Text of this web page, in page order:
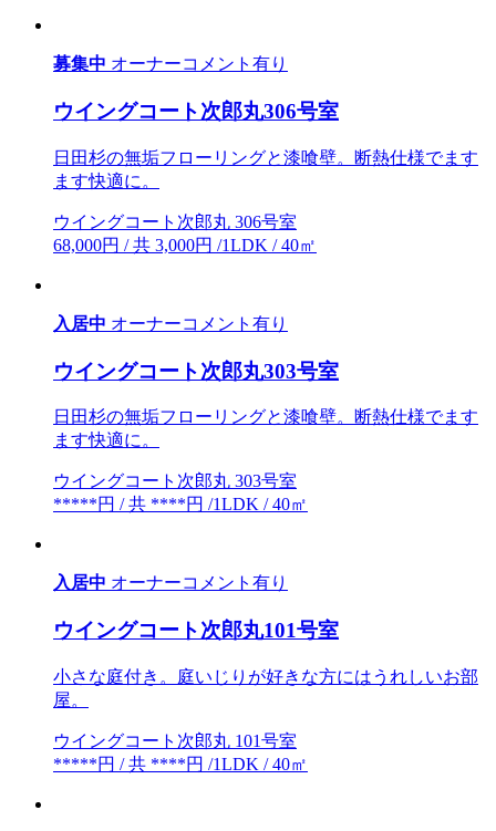
募集中 オーナーコメント有り
ウイングコート次郎丸306号室
日田杉の無垢フローリングと漆喰壁。断熱仕様でます
ます快適に。
ウイングコート次郎丸 306号室
68,000円 / 共 3,000円 /1LDK / 40㎡
入居中 オーナーコメント有り
ウイングコート次郎丸303号室
日田杉の無垢フローリングと漆喰壁。断熱仕様でます
ます快適に。
ウイングコート次郎丸 303号室
*****円 / 共 ****円 /1LDK / 40㎡
入居中 オーナーコメント有り
ウイングコート次郎丸101号室
小さな庭付き。庭いじりが好きな方にはうれしいお部
屋。
ウイングコート次郎丸 101号室
*****円 / 共 ****円 /1LDK / 40㎡